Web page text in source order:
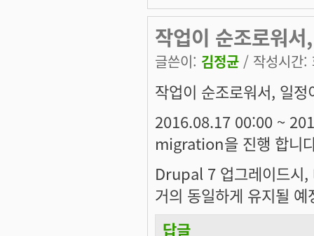
작업이 순조로워
글쓴이: 김정균 / 작성시간
작업이 순조로워서, 일
2016.08.17 00:00 ~
migration을 진행 합니
Drupal 7 업그레이드시,
거의 동일하게 유지될 예
답글